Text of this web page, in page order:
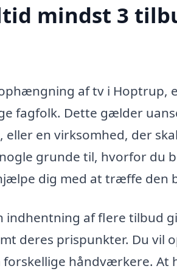
mindst 3
af tv i Hoptrup,
fagfolk. Dette gælder
en virksomhed, der
grunde til, hvorfor du
dig med at træffe den
indhentning af flere tilbud
deres prispunkter. Du vil
håndværkere. At